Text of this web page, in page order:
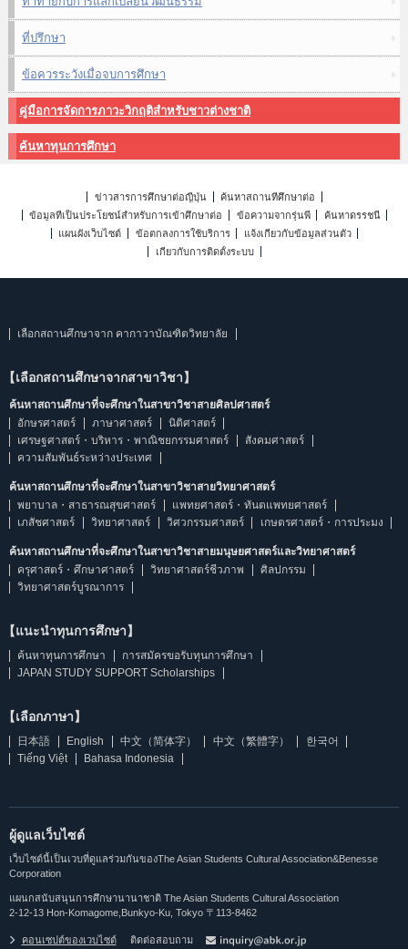
ที่ปรึกษา
ข้อควรระวังเมื่อจบการศึกษา
คู่มือการจัดการภาวะวิกฤติสำหรับชาวต่างชาติ
ค้นหาทุนการศึกษา
ข่าวสารการศึกษาต่อญี่ปุ่น
ค้นหาสถานที่ศึกษาต่อ
ข้อมูลที่เป็นประโยชน์สำหรับการเข้าศึกษาต่อ
ข้อความจากรุ่นพี่
ค้นหาดรรชนี
แผนผังเว็บไซต์
ข้อตกลงการใช้บริการ
แจ้งเกี่ยวกับข้อมูลส่วนตัว
เกี่ยวกับการติดตั้งระบบ
เลือกสถานศึกษาจาก คากาวาบัณฑิตวิทยาลัย
【เลือกสถานศึกษาจากสาขาวิชา】
ค้นหาสถานศึกษาที่จะศึกษาในสาขาวิชาสายศิลปศาสตร์
อักษรศาสตร์
ภาษาศาสตร์
นิติศาสตร์
เศรษฐศาสตร์・บริหาร・พาณิชยกรรมศาสตร์
สังคมศาสตร์
ความสัมพันธ์ระหว่างประเทศ
ค้นหาสถานศึกษาที่จะศึกษาในสาขาวิชาสายวิทยาศาสตร์
พยาบาล・สาธารณสุขศาสตร์
แพทยศาสตร์・ทันตแพทยศาสตร์
เภสัชศาสตร์
วิทยาศาสตร์ วิศวกรรมศาสตร์ เกษตรศาสตร์・การประมง
ค้นหาสถานศึกษาที่จะศึกษาในสาขาวิชาสายมนุษยศาสตร์และวิทยาศาสตร์
ครุศาสตร์・ศึกษาศาสตร์
วิทยาศาสตร์ชีวภาพ
ศิลปกรรม
วิทยาศาสตร์บูรณาการ
【แนะนำทุนการศึกษา】
ค้นหาทุนการศึกษา
การสมัครขอรับทุนการศึกษา
JAPAN STUDY SUPPORT Scholarships
【เลือกภาษา】
日本語 English 中文（简体字） 中文（繁體字）
한국어
Tiếng Việt
Bahasa Indonesia
ผู้ดูแลเว็บไซต์
เว็บไซต์นี้เป็นเวบที่ดูแลร่วมกันของThe Asian Students Cultural Association&Benesse
Corporation
แผนกสนับสนุนการศึกษานานาชาติ The Asian Students Cultural Association
2-12-13 Hon-Komagome,Bunkyo-Ku, Tokyo 〒113-8462
คอนเซปต์ของเวบไซต์ ติดต่อสอบถาม